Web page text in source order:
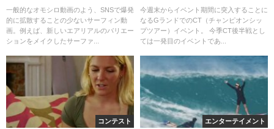
クなバックフリップ映像
一般的なオモシロ動画のよう、SNSで爆発
的に拡散することの少ないサーフィン動
画。例えば、新しいエアリアルのバリエー
ションをメイクしたサーファ...
ィン動画
今週末からイベント期間に突入することに
なるGランドでのCT（チャンピオンシッ
プツアー）イベント。 今季CT後半戦とし
ては一発目のイベントであ...
コンテスト エンターテイメント